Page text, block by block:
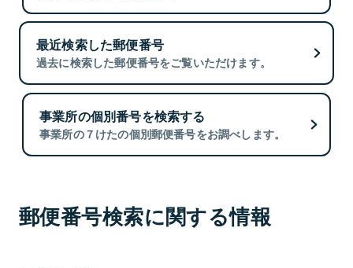
最近検索した郵便番号
過去に検索した郵便番号をご覧いただけます。
事業所の個別番号を検索する
事業所の７けたの個別郵便番号をお調べします。
郵便番号検索に関する情報